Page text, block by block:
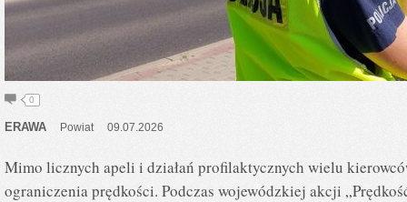
0
ERAWA Powiat 09.07.2026
Mimo licznych apeli i działań profilaktycznych wielu
ograniczenia prędkości. Podczas wojewódzkiej akcji